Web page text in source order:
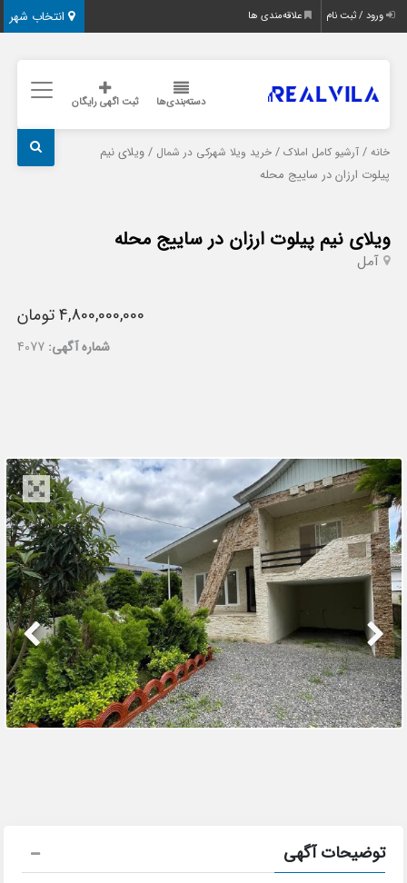
انتخاب شهر ورود / ثبت نام علاقه‌مندی ها
دسته‌بندی‌ها ثبت اگهی رایگان
خانه /آرشیو کامل املاک /خرید ویلا شهرکی در شمال / ویلای نیم
پیلوت ارزان در ساییج محله
ویلای نیم پیلوت ارزان در ساییج محله
آمل
4,800,000,000 تومان
شماره آگهی: 4077
توضیحات آگهی